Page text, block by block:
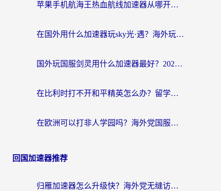
苹果手机航海王热血航线加速器从哪开启？海外玩家国服畅玩全攻略
在国外用什么加速器玩sky光·遇？海外玩家国服畅玩终极指南（附魔兽世界狂暴传奇解决方案）
国外玩国服剑灵用什么加速器最好？2026海外玩家亲测指南（附魔兽世界怀旧服精灵之境加速技巧）
在比利时打不开和平精英怎么办？留学生亲测有效的国服游戏加速方案
在欧洲可以打非人学园吗？海外党国服游戏不卡顿的终极指南
回国加速器推荐
归雁加速器怎么升级快？海外党无缝访问国内资源的全攻略（附免费VPN推荐Dcard热门款）